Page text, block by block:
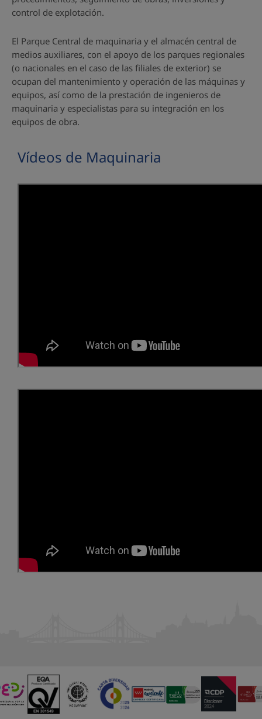
control de explotación.
El Parque Central de maquinaria y el almacén central de
medios auxiliares, con el apoyo de los parques regionales
(o nacionales en el caso de las filiales de exterior) se
ocupan del mantenimiento y operación de las máquinas y
equipos, así como de la prestación de ingenieros de
maquinaria y especialistas para su integración en los
equipos de obra.
Vídeos de Maquinaria